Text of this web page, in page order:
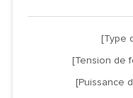
[Type
[Tension de
[Puissance